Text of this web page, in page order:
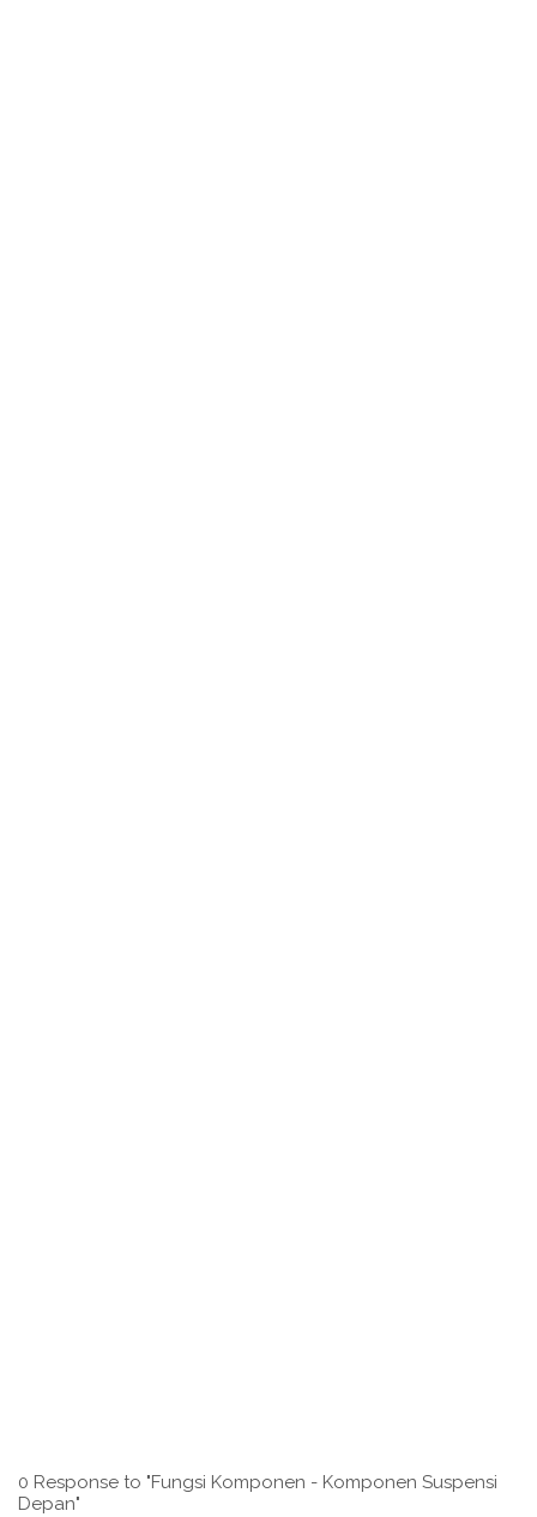
0 Response to "Fungsi Komponen - Komponen Suspensi
Depan"